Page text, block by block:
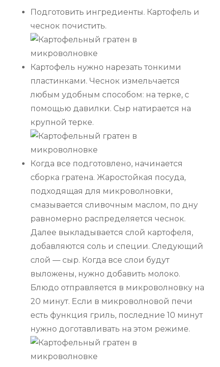
Подготовить ингредиенты. Картофель и
чеснок почистить.
Картофель нужно нарезать тонкими
пластинками. Чеснок измельчается
любым удобным способом: на терке, с
помощью давилки. Сыр натирается на
крупной терке.
Когда все подготовлено, начинается
сборка гратена. Жаростойкая посуда,
подходящая для микроволновки,
смазывается сливочным маслом, по дну
равномерно распределяется чеснок.
Далее выкладывается слой картофеля,
добавляются соль и специи. Следующий
слой — сыр. Когда все слои будут
выложены, нужно добавить молоко.
Блюдо отправляется в микроволновку на
20 минут. Если в микроволновой печи
есть функция гриль, последние 10 минут
нужно доготавливать на этом режиме.